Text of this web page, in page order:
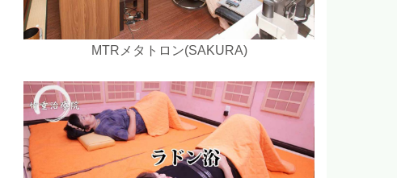
MTRメタトロン(SAKURA)